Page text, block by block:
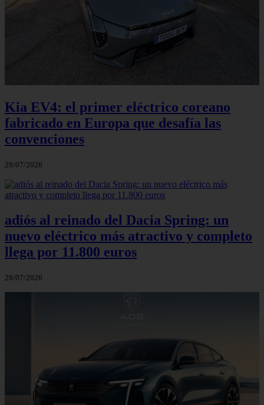
Kia EV4: el primer eléctrico coreano
fabricado en Europa que desafía las
convenciones
29/07/2026
adiós al reinado del Dacia Spring: un
nuevo eléctrico más atractivo y completo
llega por 11.800 euros
29/07/2026